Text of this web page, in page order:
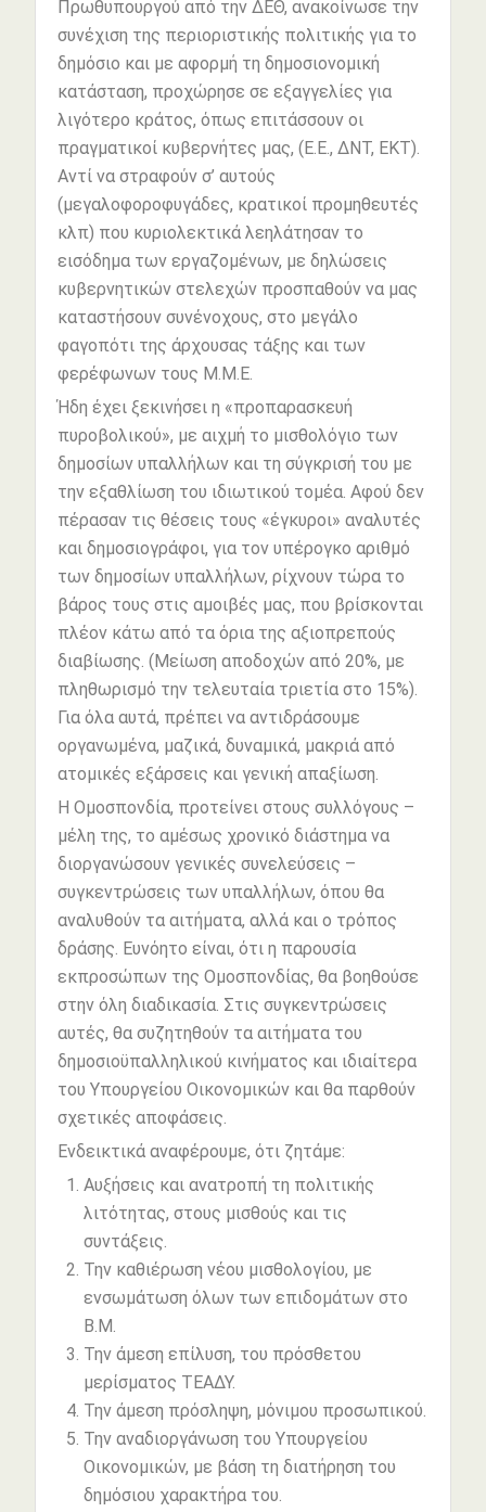
Πρωθυπουργού από την ΔΕΘ, ανακοίνωσε την
συνέχιση της περιοριστικής πολιτικής για το
δημόσιο και με αφορμή τη δημοσιονομική
κατάσταση, προχώρησε σε εξαγγελίες για
λιγότερο κράτος, όπως επιτάσσουν οι
πραγματικοί κυβερνήτες μας, (Ε.Ε., ΔΝΤ, ΕΚΤ).
Αντί να στραφούν σ’ αυτούς
(μεγαλοφοροφυγάδες, κρατικοί προμηθευτές
κλπ) που κυριολεκτικά λεηλάτησαν το
εισόδημα των εργαζομένων, με δηλώσεις
κυβερνητικών στελεχών προσπαθούν να μας
καταστήσουν συνένοχους, στο μεγάλο
φαγοπότι της άρχουσας τάξης και των
φερέφωνων τους Μ.Μ.Ε.
Ήδη έχει ξεκινήσει η «προπαρασκευή
πυροβολικού», με αιχμή το μισθολόγιο των
δημοσίων υπαλλήλων και τη σύγκρισή του με
την εξαθλίωση του ιδιωτικού τομέα. Αφού δεν
πέρασαν τις θέσεις τους «έγκυροι» αναλυτές
και δημοσιογράφοι, για τον υπέρογκο αριθμό
των δημοσίων υπαλλήλων, ρίχνουν τώρα το
βάρος τους στις αμοιβές μας, που βρίσκονται
πλέον κάτω από τα όρια της αξιοπρεπούς
διαβίωσης. (Μείωση αποδοχών από 20%, με
πληθωρισμό την τελευταία τριετία στο 15%).
Για όλα αυτά, πρέπει να αντιδράσουμε
οργανωμένα, μαζικά, δυναμικά, μακριά από
ατομικές εξάρσεις και γενική απαξίωση.
Η Ομοσπονδία, προτείνει στους συλλόγους –
μέλη της, το αμέσως χρονικό διάστημα να
διοργανώσουν γενικές συνελεύσεις –
συγκεντρώσεις των υπαλλήλων, όπου θα
αναλυθούν τα αιτήματα, αλλά και ο τρόπος
δράσης. Ευνόητο είναι, ότι η παρουσία
εκπροσώπων της Ομοσπονδίας, θα βοηθούσε
στην όλη διαδικασία. Στις συγκεντρώσεις
αυτές, θα συζητηθούν τα αιτήματα του
δημοσιοϋπαλληλικού κινήματος και ιδιαίτερα
του Υπουργείου Οικονομικών και θα παρθούν
σχετικές αποφάσεις.
Ενδεικτικά αναφέρουμε, ότι ζητάμε:
Αυξήσεις και ανατροπή τη πολιτικής
λιτότητας, στους μισθούς και τις
συντάξεις.
Την καθιέρωση νέου μισθολογίου, με
ενσωμάτωση όλων των επιδομάτων στο
Β.Μ.
Την άμεση επίλυση, του πρόσθετου
μερίσματος ΤΕΑΔΥ.
Την άμεση πρόσληψη, μόνιμου προσωπικού.
Την αναδιοργάνωση του Υπουργείου
Οικονομικών, με βάση τη διατήρηση του
δημόσιου χαρακτήρα του.